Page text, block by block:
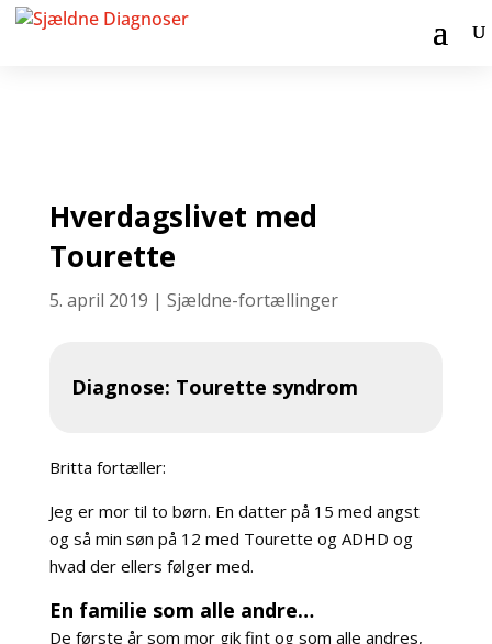
Hverdagslivet med
Tourette
5. april 2019 | Sjældne-fortællinger
Diagnose: Tourette syndrom
Britta fortæller:
Jeg er mor til to børn. En datter på 15 med angst
og så min søn på 12 med Tourette og ADHD og
hvad der ellers følger med.
En familie som alle andre…
De første år som mor gik fint og som alle andres,